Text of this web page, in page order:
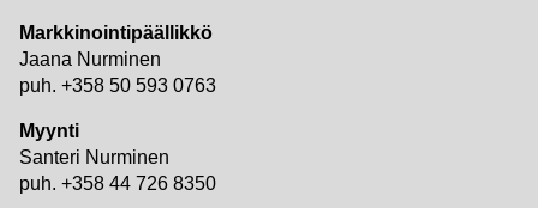
Markkinointipäällikkö
Jaana Nurminen
puh. +358 50 593 0763
Myynti
Santeri Nurminen
puh. +358 44 726 8350